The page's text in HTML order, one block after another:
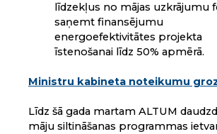
līdzekļus no mājas uzkrājumu
saņemt finansējumu
energoefektivitātes projekta
īstenošanai līdz 50% apmērā.
Ministru kabineta noteikumu
Līdz šā gada martam ALTUM
māju siltināšanas programmas